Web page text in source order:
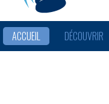
ACCUEIL DÉCOUVRIR